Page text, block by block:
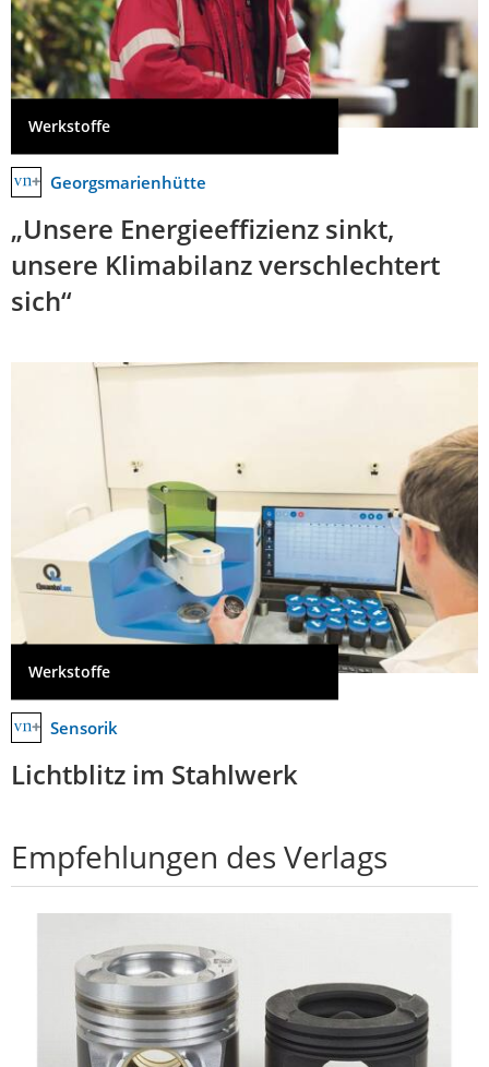
Werkstoffe
Georgsmarienhütte
„Unsere Energieeffizienz sinkt,
unsere Klimabilanz verschlechtert
sich“
Werkstoffe
Sensorik
Lichtblitz im Stahlwerk
Empfehlungen des Verlags